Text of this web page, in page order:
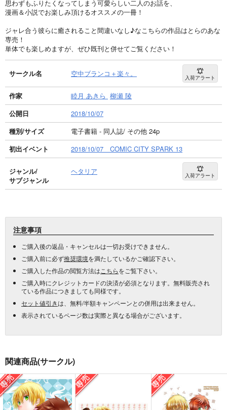
思わずもふりたくなってしまう可愛らしい二人のお話を、
漫画＆小説でお楽しみ頂けるオススメの一冊！
ジャレ合う彼らに癒されること間違いなし♪なこちらの作品はとらのあな
専売！
単体でも楽しめますが、ぜひ既刊と併せてご覧ください！
サークル名 空中ブランコ＋楽々。 入荷アラート
作家 睦月 あきら 柳瀬 陵
公開日
2018/10/07
種別/サイズ
電子書籍 - 同人誌/ その他 24p
初出イベント
2018/10/07 COMIC CITY SPARK 13
ジャンル/
サブジャンル
ヘタリア 入荷アラート
注意事項
ご購入後の返品・キャンセルは一切お受けできません。
ご購入前に必ず推奨環境を満たしているかご確認下さい。
ご購入した作品の閲覧方法は こちらをご覧下さい。
ご購入時にクレジットカードの決済が必須となります。無料販売され
ている作品につきましても同様です。
セット値引きは、無料/半額キャンペーンとの併用は出来ません。
表示されているページ数は実際と異なる場合がございます。
関連商品(サークル)